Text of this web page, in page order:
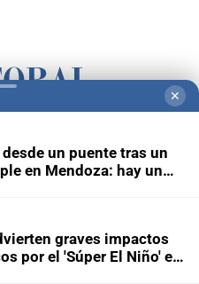
VivíMejor SF Puerto Negocios
✕
un puente tras un
en Mendoza: hay un
graves impactos
por el 'Súper El Niño' en